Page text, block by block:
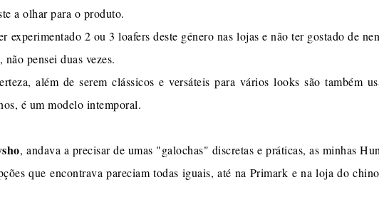
a olhar para o produto.
experimentado 2 ou 3 loafers deste género nas lojas e não ter gostado de
pensei duas vezes.
além de serem clássicos e versáteis para vários looks são também
é um modelo intemporal.
, andava a precisar de umas "galochas" discretas e práticas, as minhas
que encontrava pareciam todas iguais, até na Primark e na loja do